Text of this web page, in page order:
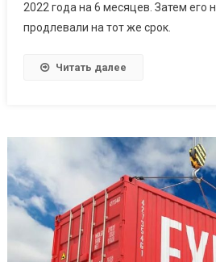
2022 года на 6 месяцев. Затем его
продлевали на тот же срок.
Читать далее